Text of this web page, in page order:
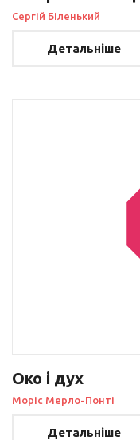
Сергій Біленький
Детальніше
Око і дух
Моріс Мерло-Понті
Детальніше